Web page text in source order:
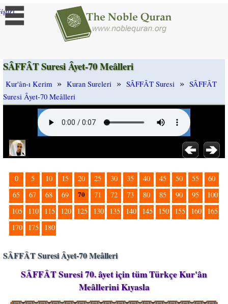
]
SÂFFÂT Suresi Âyet-70 Meâlleri
Kur'ân-ı Kerim » Kuran Sureleri » SÂFFÂT Suresi » SÂFFÂT
Suresi Âyet-70 Meâlleri
0 5 10 15 20 25 30 35 40 45 50 55
60
65
67 68 69 70 71 72 73 80 85 90 95
100
105
110 115 120 125 130 135 140 145 150 155 160
165
170
175 180
SÂFFÂT Suresi Âyet-70 Meâlleri
SÂFFÂT Suresi 70. âyet için tüm Türkçe Kur'ân
Meâllerini Kıyasla